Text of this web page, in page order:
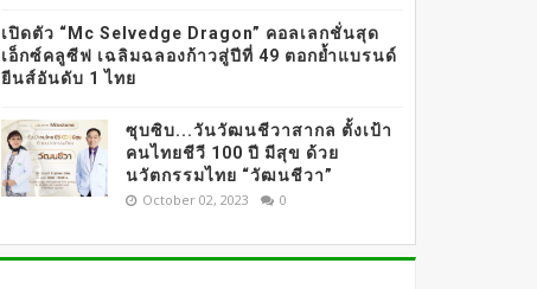
เปิดตัว “Mc Selvedge Dragon” คอลเลกชั่นสุด
เอ็กซ์คลูซีฟ เฉลิมฉลองก้าวสู่ปีที่ 49 ตอกย้ำแบรนด์
ยีนส์อันดับ 1 ไทย
ซุบซิบ...วันวัฒนชีวาสากล ตั้งเป้า
คนไทยชีวี 100 ปี มีสุข ด้วย
นวัตกรรมไทย “วัฒนชีวา”
October 02, 2023 0